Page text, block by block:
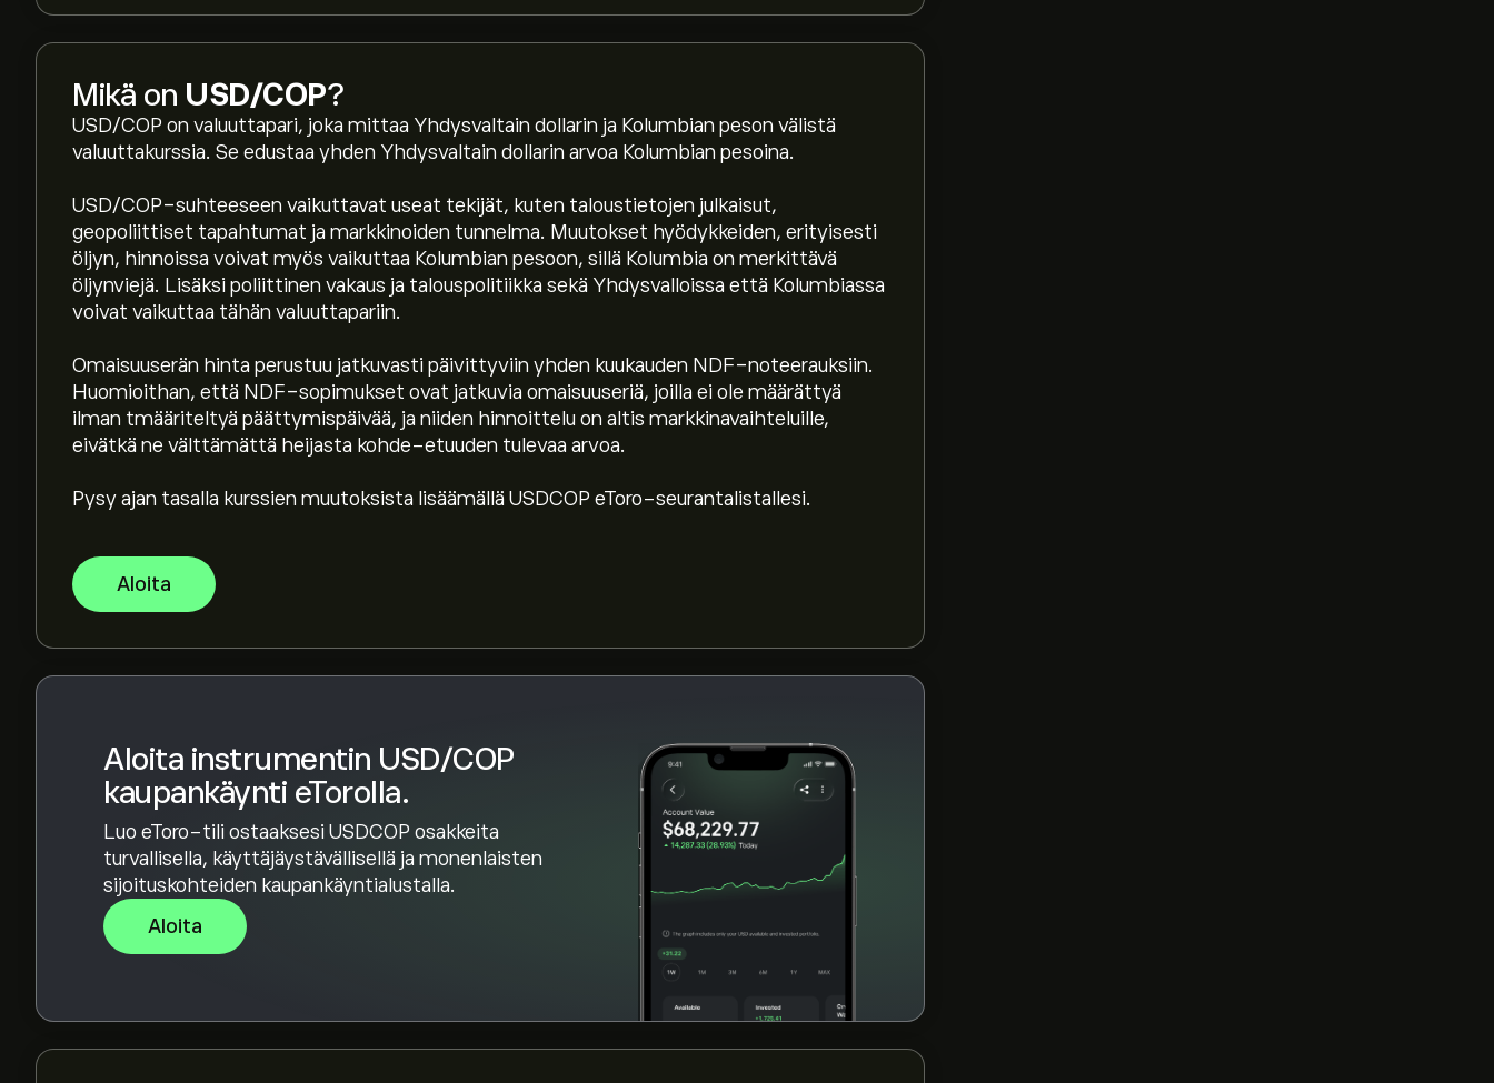
Mikä on USD/COP?
USD/COP on valuuttapari, joka mittaa Yhdysvaltain dollarin ja Kolumbian peson välistä
valuuttakurssia. Se edustaa yhden Yhdysvaltain dollarin arvoa Kolumbian pesoina.
USD/COP-suhteeseen vaikuttavat useat tekijät, kuten taloustietojen julkaisut,
geopoliittiset tapahtumat ja markkinoiden tunnelma. Muutokset hyödykkeiden, erityisesti
öljyn, hinnoissa voivat myös vaikuttaa Kolumbian pesoon, sillä Kolumbia on merkittävä
öljynviejä. Lisäksi poliittinen vakaus ja talouspolitiikka sekä Yhdysvalloissa että Kolumbiassa
voivat vaikuttaa tähän valuuttapariin.
Omaisuuserän hinta perustuu jatkuvasti päivittyviin yhden kuukauden NDF-noteerauksiin.
Huomioithan, että NDF-sopimukset ovat jatkuvia omaisuuseriä, joilla ei ole määrättyä
ilman tmääriteltyä päättymispäivää, ja niiden hinnoittelu on altis markkinavaihteluille,
eivätkä ne välttämättä heijasta kohde-etuuden tulevaa arvoa.
Pysy ajan tasalla kurssien muutoksista lisäämällä USDCOP eToro-seurantalistallesi.
Aloita
Aloita instrumentin USD/COP
kaupankäynti eTorolla.
Luo eToro-tili ostaaksesi USDCOP osakkeita
turvallisella, käyttäjäystävällisellä ja monenlaisten
sijoituskohteiden kaupankäyntialustalla.
Aloita
Instrumentin USDCOP tämänhetkinen hinta on 3,168.5928‎COP$‎
Instrumentin USD/COP kaikkien aikojen huippu on 4,716.6200‎COP$‎
Valitse "1D" tai "1W" aikaväli eToro-kaaviosta ja loitonna nähdäksesi instrumentin USD/COP
viimeisen vuoden aikana.
Kun olet luonut tilin ja tallettanut varoja, napsauta "Kauppa"-painiketta ja päätä, miten paljon
instrumenttia USD/COP haluat ostaa. Voit myös toteuttaa toimeksiannon, joka ostaa
instrumentin USDCOP tiettyyn hintaan tulevaisuudessa.